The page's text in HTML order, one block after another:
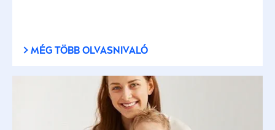
MÉG TÖBB OLVASNIVALÓ